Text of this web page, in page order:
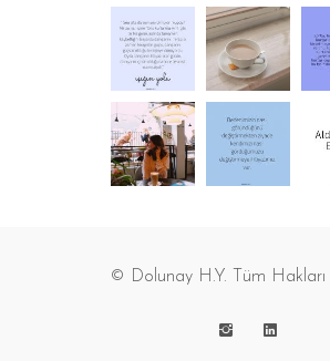
© Dolunay H.Y. Tüm Hakları